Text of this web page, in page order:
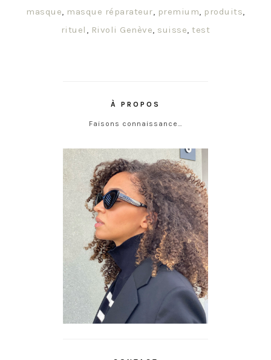
masque, masque réparateur, premium, produits,
rituel , Rivoli Genève, suisse,test
À PROPOS
Faisons connaissance…